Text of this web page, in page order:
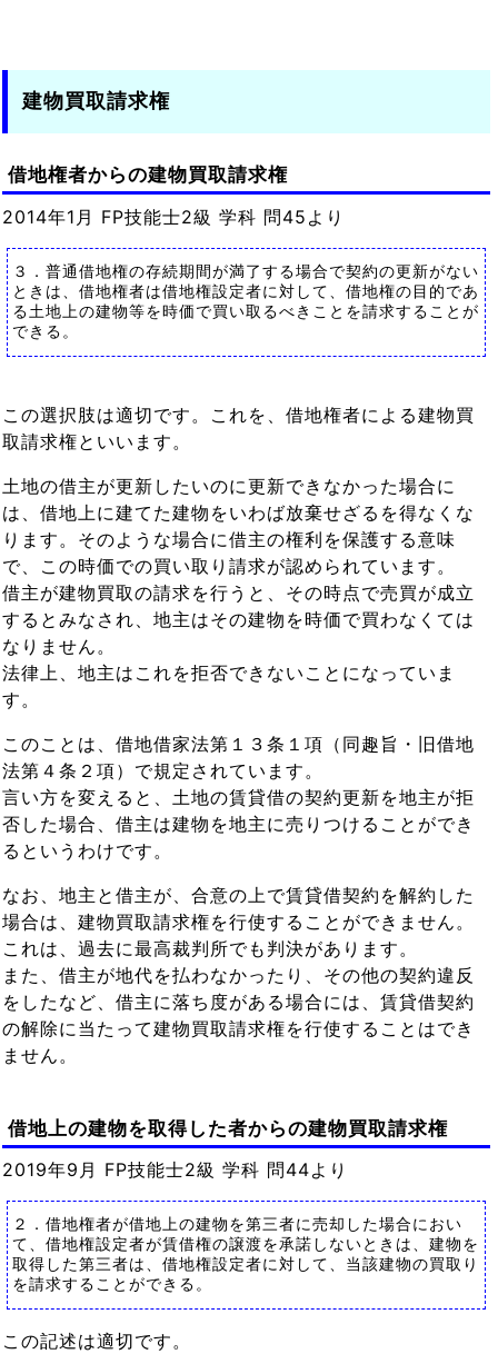
建物買取請求権
借地権者からの建物買取請求権
2014年1月 FP技能士2級 学科 問45より
３．普通借地権の存続期間が満了する場合で契約の更新がない
ときは、借地権者は借地権設定者に対して、借地権の目的であ
る土地上の建物等を時価で買い取るべきことを請求することが
できる。
この選択肢は適切です。これを、借地権者による建物買
取請求権といいます。
土地の借主が更新したいのに更新できなかった場合に
は、借地上に建てた建物をいわば放棄せざるを得なくな
ります。そのような場合に借主の権利を保護する意味
で、この時価での買い取り請求が認められています。
借主が建物買取の請求を行うと、その時点で売買が成立
するとみなされ、地主はその建物を時価で買わなくては
なりません。
法律上、地主はこれを拒否できないことになっていま
す。
このことは、借地借家法第１３条１項（同趣旨・旧借地
法第４条２項）で規定されています。
言い方を変えると、土地の賃貸借の契約更新を地主が拒
否した場合、借主は建物を地主に売りつけることができ
るというわけです。
なお、地主と借主が、合意の上で賃貸借契約を解約した
場合は、建物買取請求権を行使することができません。
これは、過去に最高裁判所でも判決があります。
また、借主が地代を払わなかったり、その他の契約違反
をしたなど、借主に落ち度がある場合には、賃貸借契約
の解除に当たって建物買取請求権を行使することはでき
ません。
借地上の建物を取得した者からの建物買取請求権
2019年9月 FP技能士2級 学科 問44より
２．借地権者が借地上の建物を第三者に売却した場合におい
て、借地権設定者が賃借権の譲渡を承諾しないときは、建物を
取得した第三者は、借地権設定者に対して、当該建物の買取り
を請求することができる。
この記述は適切です。